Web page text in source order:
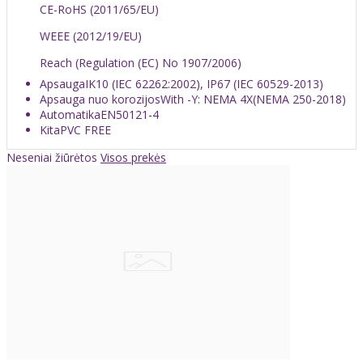
CE-RoHS (2011/65/EU)
WEEE (2012/19/EU)
Reach (Regulation (EC) No 1907/2006)
ApsaugaIK10 (IEC 62262:2002), IP67 (IEC 60529-2013)
Apsauga nuo korozijosWith -Y: NEMA 4X(NEMA 250-2018)
AutomatikaEN50121-4
KitaPVC FREE
Neseniai žiūrėtos Visos prekės